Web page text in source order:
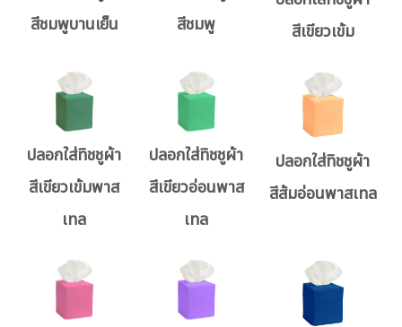
สีชมพูบานเย็น
สีชมพู
สีเขียวเข้ม
ปลอกใส่ทิชชูผ้า
สีเขียวเข้มพาส
เทล
ปลอกใส่ทิชชูผ้า
สีเขียวอ่อนพาส
เทล
ปลอกใส่ทิชชูผ้า
สีส้มอ่อนพาสเทล